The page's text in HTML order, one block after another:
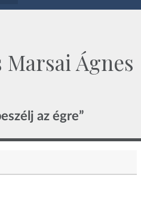
Ágnes
az égre”